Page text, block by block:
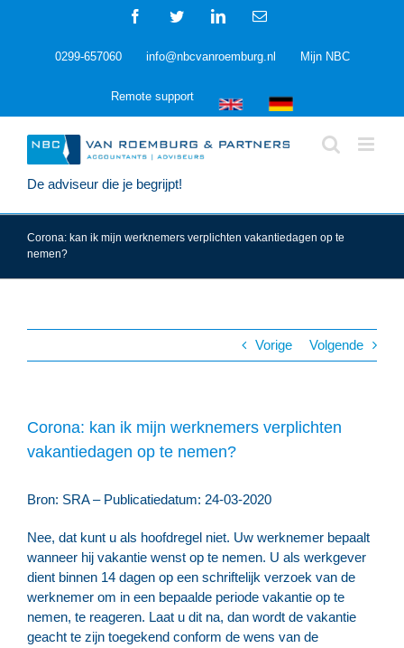
FacebookTwitterLinkedInE-
0299-657060 info@nbcvanroemburg.nl Mijn NBC
Remote support
De adviseur die je begrijpt!
Corona: kan ik mijn werknemers verplichten vakantiedagen op te
nemen?
Vorige Volgende
Corona: kan ik mijn werknemers verplichten
vakantiedagen op te nemen?
Bron: SRA – Publicatiedatum: 24-03-2020
Nee, dat kunt u als hoofdregel niet. Uw werknemer bepaalt
wanneer hij vakantie wenst op te nemen. U als werkgever
dient binnen 14 dagen op een schriftelijk verzoek van de
werknemer om in een bepaalde periode vakantie op te
nemen, te reageren. Laat u dit na, dan wordt de vakantie
geacht te zijn toegekend conform de wens van de